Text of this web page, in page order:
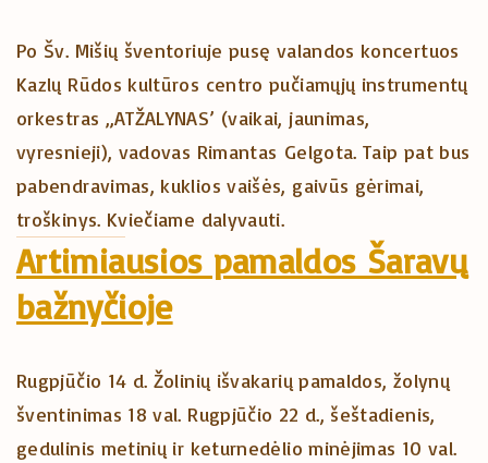
Po Šv. Mišių šventoriuje pusę valandos koncertuos
Kazlų Rūdos kultūros centro pučiamųjų instrumentų
orkestras „ATŽALYNAS’ (vaikai, jaunimas,
vyresnieji), vadovas Rimantas Gelgota. Taip pat bus
pabendravimas, kuklios vaišės, gaivūs gėrimai,
troškinys. Kviečiame dalyvauti.
Artimiausios pamaldos Šaravų
bažnyčioje
Rugpjūčio 14 d. Žolinių išvakarių pamaldos, žolynų
šventinimas 18 val. Rugpjūčio 22 d., šeštadienis,
gedulinis metinių ir keturnedėlio minėjimas 10 val.